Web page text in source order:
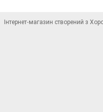
Інтернет-магазин створений з